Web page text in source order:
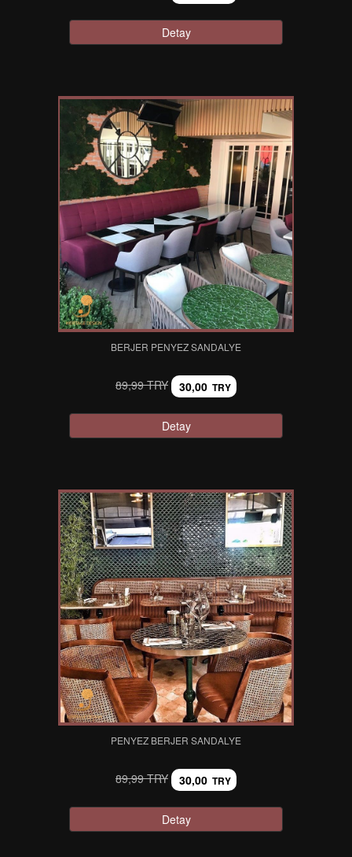
Detay
BERJER PENYEZ SANDALYE
89,99 TRY 30,00 TRY
Detay
PENYEZ BERJER SANDALYE
89,99 TRY 30,00 TRY
Detay